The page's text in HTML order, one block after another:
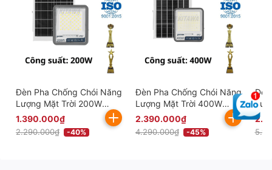
Đèn Pha Chống Chói Năng
Lượng Mặt Trời 200W
Công Nghệ Mới KITAWA -
DP11A.200
1.390.000₫
2.290.000₫ -40%
Đèn Pha Chống Chói Năng
Lượng Mặt Trời 400W
Công Nghệ Mới KITAWA -
DP11A.400
2.390.000₫
4.290.000₫ -45%
Đèn